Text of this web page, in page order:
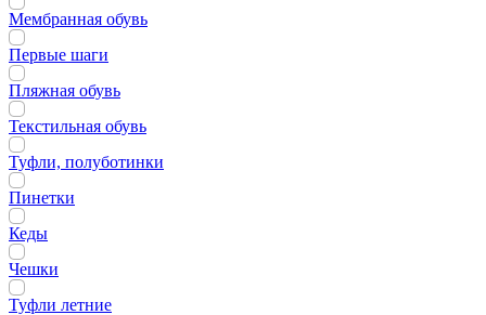
Мембранная обувь
Первые шаги
Пляжная обувь
Текстильная обувь
Туфли, полуботинки
Пинетки
Кеды
Чешки
Туфли летние